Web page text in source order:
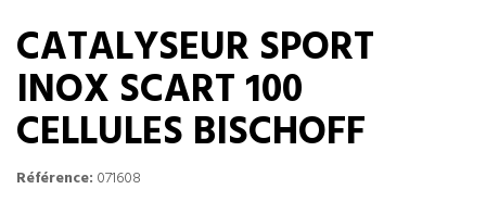
CATALYSEUR SPORT
INOX SCART 100
CELLULES BISCHOFF
Référence: 071608